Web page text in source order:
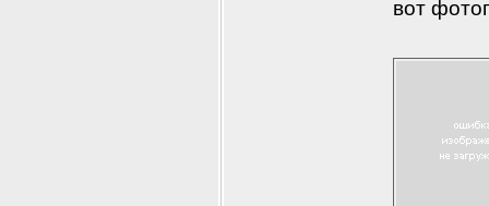
вот